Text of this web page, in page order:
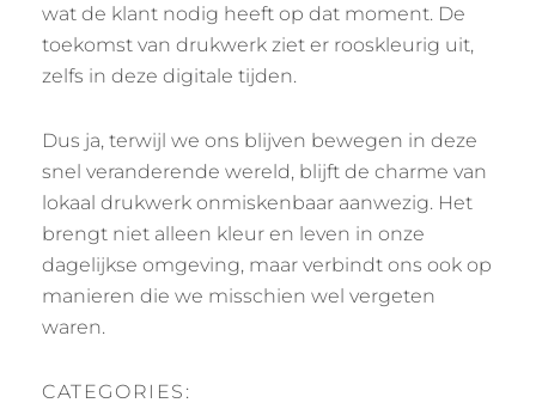
wat de klant nodig heeft op dat moment. De
toekomst van drukwerk ziet er rooskleurig uit,
zelfs in deze digitale tijden.
Dus ja, terwijl we ons blijven bewegen in deze
snel veranderende wereld, blijft de charme van
lokaal drukwerk onmiskenbaar aanwezig. Het
brengt niet alleen kleur en leven in onze
dagelijkse omgeving, maar verbindt ons ook op
manieren die we misschien wel vergeten
waren.
CATEGORIES: